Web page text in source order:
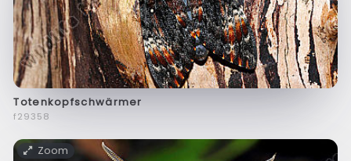
Totenkopfschwärmer
f29358
Zoom